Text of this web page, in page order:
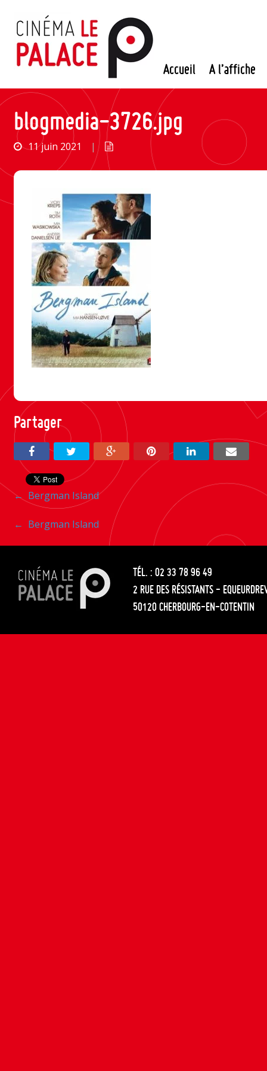
contenu
Accueil A l’affiche
blogmedia-3726.jpg
11 juin 2021 |
Partager
Navigation
entre
les
articles
← Bergman Island
Navigation
entre
les
articles
← Bergman Island
TÉL. : 02 33 78 96 49
2 RUE DES RÉSISTANTS -
50120 CHERBOURG-EN-COTENTIN